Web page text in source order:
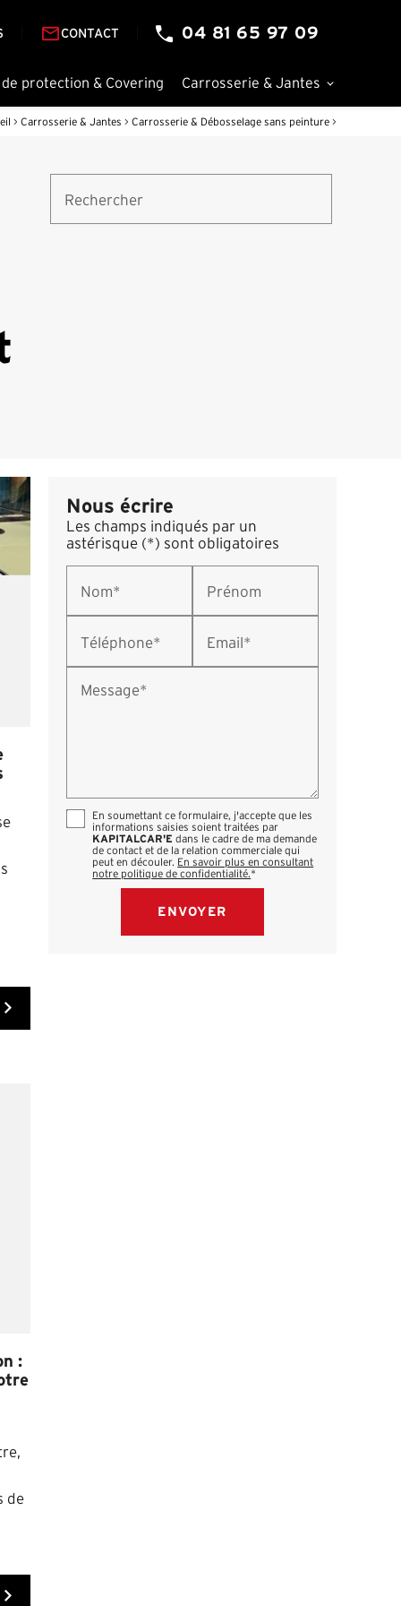
mail_outlineCONTACT 04 81 65 97 09
protection & Covering Carrosserie & Jantes
> Carrosserie & Jantes > Carrosserie & Débosselage sans peinture >
Rechercher
:
de
Nous écrire
Les champs indiqués par un
astérisque (*) sont obligatoires
Nom* Prénom
Téléphone* Email*
Message*
En soumettant ce formulaire, j'accepte que les
informations saisies soient traitées par
KAPITALCAR'E dans le cadre de ma demande
de contact et de la relation commerciale qui
peut en découler. En savoir plus en consultant
notre politique de confidentialité.*